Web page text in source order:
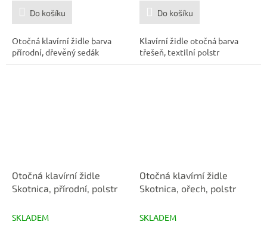
Do košíku
Otočná klavírní židle barva
přírodní, dřevěný sedák
Do košíku
Klavírní židle otočná barva
třešeň, textilní polstr
Otočná klavírní židle
Skotnica, přírodní, polstr
SKLADEM
Otočná klavírní židle
Skotnica, ořech, polstr
SKLADEM